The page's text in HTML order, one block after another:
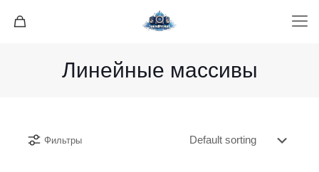
Линейные массивы
Фильтры